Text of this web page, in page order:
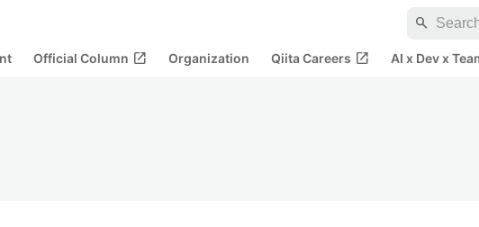
search
Official Column open_in_new Organization Qiita Careers open_in_new AI x Dev x